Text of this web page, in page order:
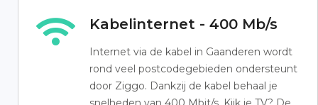
Kabelinternet - 400 Mb/s
Internet via de kabel in Gaanderen wordt
rond veel postcodegebieden ondersteunt
door Ziggo. Dankzij de kabel behaal je